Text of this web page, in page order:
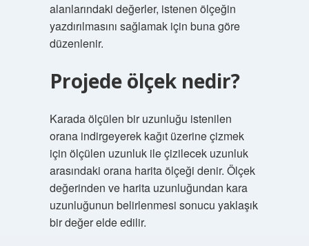
alanlarındaki değerler, istenen ölçeğin
yazdırılmasını sağlamak için buna göre
düzenlenir.
Projede ölçek nedir?
Karada ölçülen bir uzunluğu istenilen
orana indirgeyerek kağıt üzerine çizmek
için ölçülen uzunluk ile çizilecek uzunluk
arasındaki orana harita ölçeği denir. Ölçek
değerinden ve harita uzunluğundan kara
uzunluğunun belirlenmesi sonucu yaklaşık
bir değer elde edilir.